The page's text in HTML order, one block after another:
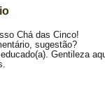
Chá das Cinco!
sugestão?
Gentileza